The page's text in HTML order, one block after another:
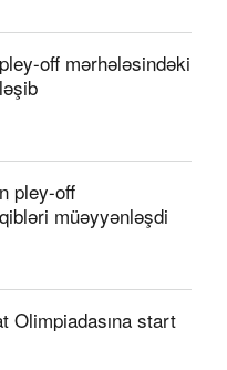
off mərhələsindəki
pley-off
müəyyənləşdi
Olimpiadasına start